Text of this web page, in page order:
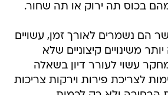
בכוס תה ירוק או תה שחור.
הם נשמרים לאורך זמן, עשויים
משינויים קיצוניים שלא
עשוי לעורר דיון בשאלה
לצריכת פירות וירקות צריכות